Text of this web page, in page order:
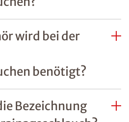
wird bei der
benötigt?
Bezeichnung